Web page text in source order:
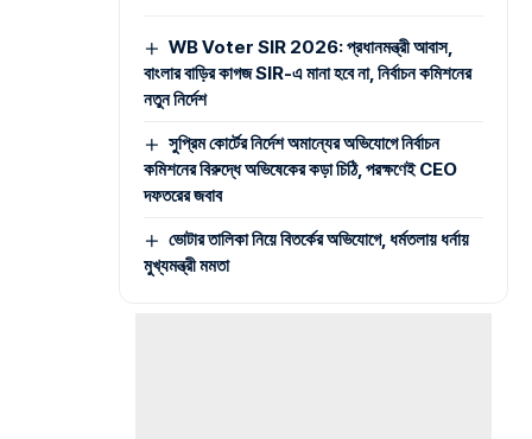
WB Voter SIR 2026: প্রধানমন্ত্রী আবাস,
বাংলার বাড়ির কাগজ SIR-এ মানা হবে না, নির্বাচন কমিশনের
নতুন নির্দেশ
সুপ্রিম কোর্টের নির্দেশ অমান্যের অভিযোগে নির্বাচন
কমিশনের বিরুদ্ধে অভিষেকের কড়া চিঠি, পরক্ষণেই CEO
দফতরের জবাব
ভোটার তালিকা নিয়ে বিতর্কের অভিযোগে, ধর্মতলায় ধর্নায়
মুখ্যমন্ত্রী মমতা